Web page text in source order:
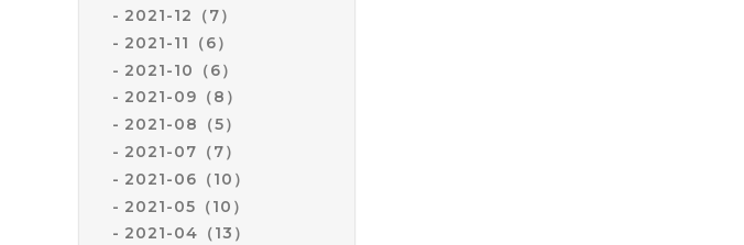
2021-12（7）
2021-11（6）
2021-10（6）
2021-09（8）
2021-08（5）
2021-07（7）
2021-06（10）
2021-05（10）
2021-04（13）